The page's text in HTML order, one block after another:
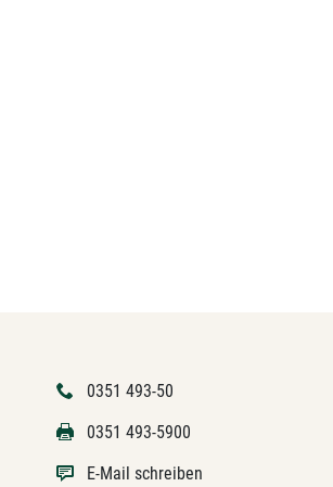
0351 493-50
0351 493-5900
E-Mail schreiben